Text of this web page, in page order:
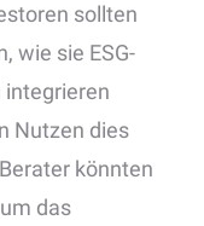
sollten
wie sie ESG-
integrieren
Nutzen dies
könnten
das